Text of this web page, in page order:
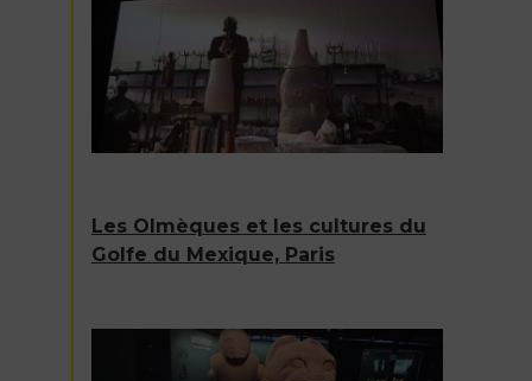
Les Olmèques et les cultures du
Golfe du Mexique, Paris